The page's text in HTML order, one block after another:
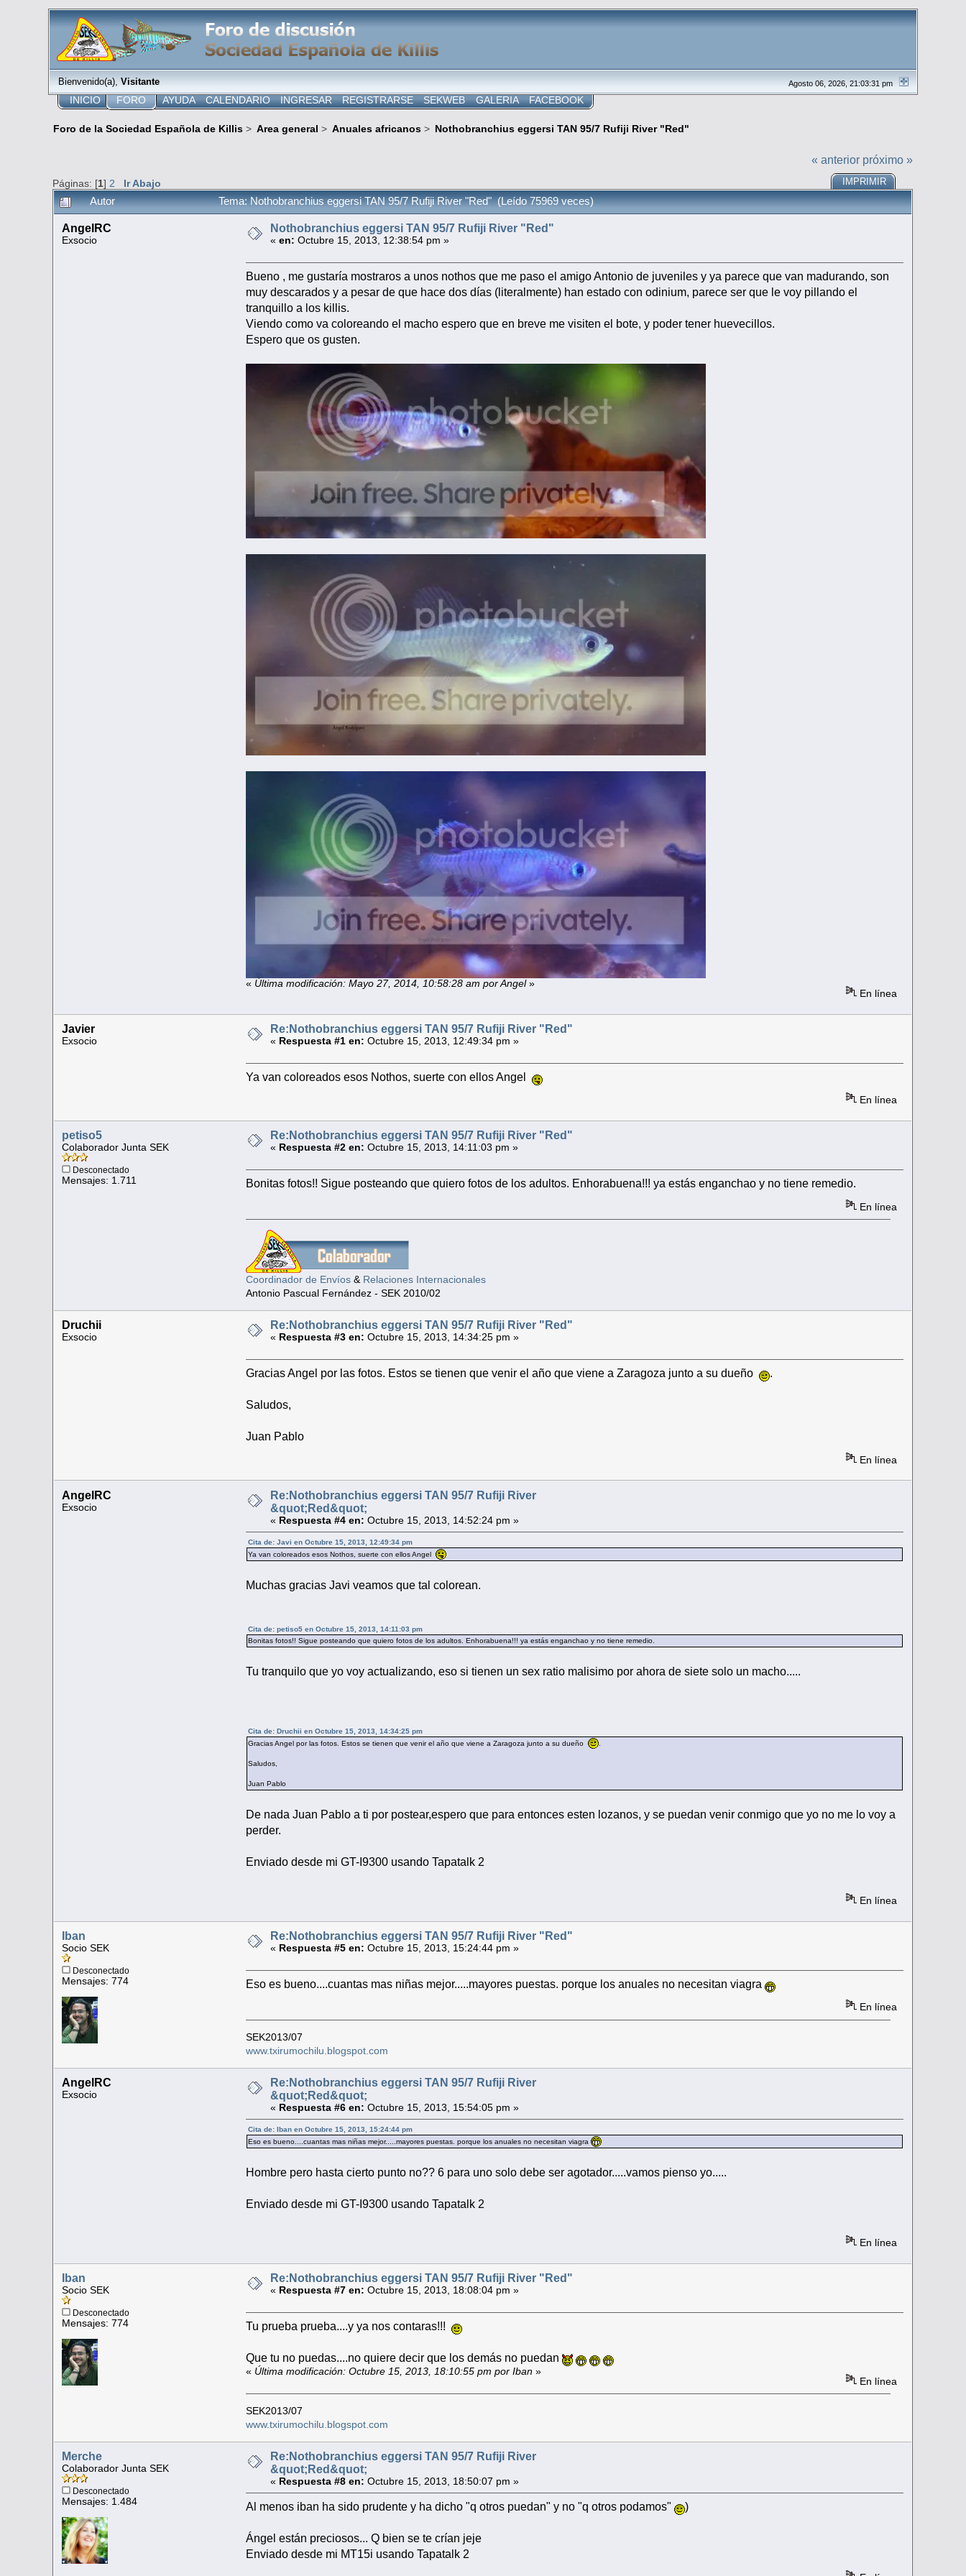
Agosto 06, 2026, 21:03:31 pm
Bienvenido(a), Visitante
INICIO FORO AYUDA CALENDARIO INGRESAR REGISTRARSE SEKWEB GALERIA FACEBOOK
Foro de la Sociedad Española de Killis> Area general > Anuales africanos> Nothobranchius eggersi TAN 95/7 Rufiji River "Red"
« anterior próximo »
Páginas: [1] 2 Ir Abajo IMPRIMIR
Autor Tema: Nothobranchius eggersi TAN 95/7 Rufiji River "Red" (Leído 75969 veces)
AngelRC
Exsocio
Nothobranchius eggersi TAN 95/7 Rufiji River "Red"
«en: Octubre 15, 2013, 12:38:54 pm »
Bueno , me gustaría mostraros a unos nothos que me paso el amigo Antonio de juveniles y ya parece que van madurando, son
muy descarados y a pesar de que hace dos días (literalmente) han estado con odinium, parece ser que le voy pillando el
tranquillo a los killis.
Viendo como va coloreando el macho espero que en breve me visiten el bote, y poder tener huevecillos.
Espero que os gusten.
« Última modificación: Mayo 27, 2014, 10:58:28 am por Angel»
En línea
Javier
Exsocio
Re:Nothobranchius eggersi TAN 95/7 Rufiji River "Red"
« Respuesta #1 en: Octubre 15, 2013, 12:49:34 pm »
Ya van coloreados esos Nothos, suerte con ellos Angel
En línea
petiso5
Colaborador Junta SEK
Desconectado
Mensajes: 1.711
Re:Nothobranchius eggersi TAN 95/7 Rufiji River "Red"
« Respuesta #2 en: Octubre 15, 2013, 14:11:03 pm »
Bonitas fotos!! Sigue posteando que quiero fotos de los adultos. Enhorabuena!!! ya estás enganchao y no tiene remedio.
En línea
Coordinador de Envíos & Relaciones Internacionales
Antonio Pascual Fernández - SEK 2010/02
Druchii
Exsocio
Re:Nothobranchius eggersi TAN 95/7 Rufiji River "Red"
« Respuesta #3 en: Octubre 15, 2013, 14:34:25 pm »
Gracias Angel por las fotos. Estos se tienen que venir el año que viene a Zaragoza junto a su dueño .
Saludos,
Juan Pablo
En línea
AngelRC
Exsocio
Re:Nothobranchius eggersi TAN 95/7 Rufiji River
&quot;Red&quot;
« Respuesta #4 en: Octubre 15, 2013, 14:52:24 pm »
Cita de: Javi en Octubre 15, 2013, 12:49:34 pm
Ya van coloreados esos Nothos, suerte con ellos Angel
Muchas gracias Javi veamos que tal colorean.
Cita de: petiso5 en Octubre 15, 2013, 14:11:03 pm
Bonitas fotos!! Sigue posteando que quiero fotos de los adultos. Enhorabuena!!! ya estás enganchao y no tiene remedio.
Tu tranquilo que yo voy actualizando, eso si tienen un sex ratio malisimo por ahora de siete solo un macho.....
Cita de: Druchii en Octubre 15, 2013, 14:34:25 pm
Gracias Angel por las fotos. Estos se tienen que venir el año que viene a Zaragoza junto a su dueño
Saludos,
Juan Pablo
De nada Juan Pablo a ti por postear,espero que para entonces esten lozanos, y se puedan venir conmigo que yo no me lo voy a
perder.
Enviado desde mi GT-I9300 usando Tapatalk 2
En línea
Iban
Socio SEK
Desconectado
Mensajes: 774
Re:Nothobranchius eggersi TAN 95/7 Rufiji River "Red"
« Respuesta #5 en: Octubre 15, 2013, 15:24:44 pm »
Eso es bueno....cuantas mas niñas mejor.....mayores puestas. porque los anuales no necesitan viagra
En línea
SEK2013/07
www.txirumochilu.blogspot.com
AngelRC
Exsocio
Re:Nothobranchius eggersi TAN 95/7 Rufiji River
&quot;Red&quot;
« Respuesta #6 en: Octubre 15, 2013, 15:54:05 pm »
Cita de: Iban en Octubre 15, 2013, 15:24:44 pm
Eso es bueno....cuantas mas niñas mejor.....mayores puestas. porque los anuales no necesitan viagra
Hombre pero hasta cierto punto no?? 6 para uno solo debe ser agotador.....vamos pienso yo.....
Enviado desde mi GT-I9300 usando Tapatalk 2
En línea
Iban
Socio SEK
Desconectado
Mensajes: 774
Re:Nothobranchius eggersi TAN 95/7 Rufiji River "Red"
« Respuesta #7 en: Octubre 15, 2013, 18:08:04 pm »
Tu prueba prueba....y ya nos contaras!!!
Que tu no puedas....no quiere decir que los demás no puedan
« Última modificación: Octubre 15, 2013, 18:10:55 pm por Iban »
En línea
SEK2013/07
www.txirumochilu.blogspot.com
Merche
Colaborador Junta SEK
Desconectado
Mensajes: 1.484
Re:Nothobranchius eggersi TAN 95/7 Rufiji River
&quot;Red&quot;
« Respuesta #8 en: Octubre 15, 2013, 18:50:07 pm »
Al menos iban ha sido prudente y ha dicho "q otros puedan" y no "q otros podamos" )
Ángel están preciosos... Q bien se te crían jeje
Enviado desde mi MT15i usando Tapatalk 2